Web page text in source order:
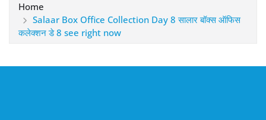
Home
Salaar Box Office Collection Day 8 सालार बॉक्स ऑफिस
कलेक्शन डे 8 see right now